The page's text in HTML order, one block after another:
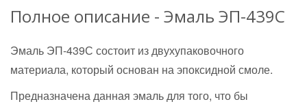
Полное описание - Эмаль ЭП-439С
Эмаль ЭП-439С состоит из двухупаковочного
материала, который основан на эпоксидной смоле.
Предназначена данная эмаль для того, что бы